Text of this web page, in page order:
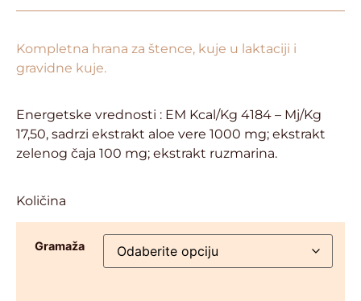
Kompletna hrana za štence, kuje u laktaciji i
gravidne kuje.
Energetske vrednosti : EM Kcal/Kg 4184 – Mj/Kg
17,50, sadrzi ekstrakt aloe vere 1000 mg; ekstrakt
zelenog čaja 100 mg; ekstrakt ruzmarina.
Količina
Gramaža